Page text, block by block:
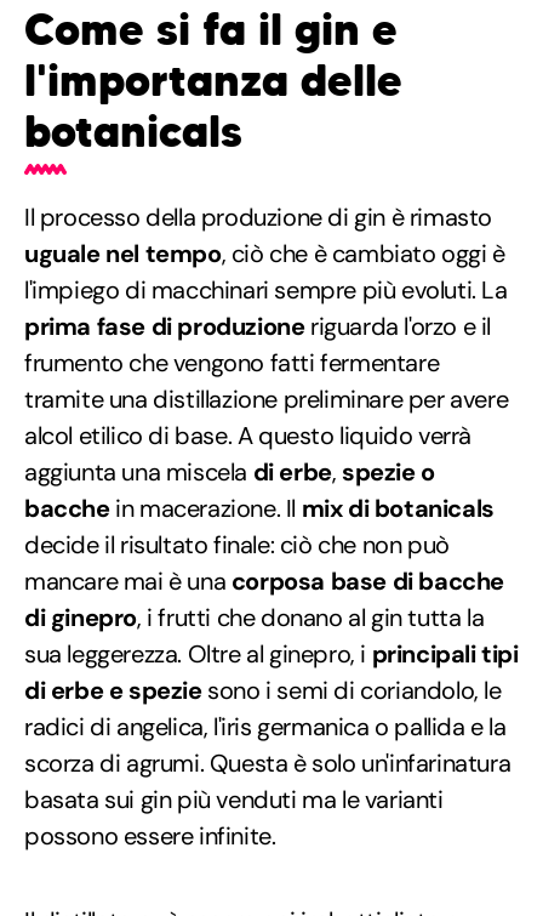
Come si fa il gin e
l'importanza delle
botanicals
Il processo della produzione di gin è rimasto
uguale nel tempo, ciò che è cambiato oggi è
l'impiego di macchinari sempre più evoluti. La
prima fase di produzioneriguarda l'orzo e il
frumento che vengono fatti fermentare
tramite una distillazione preliminare per avere
alcol etilico di base. A questo liquido verrà
aggiunta una miscela di erbe, spezie o
bacchein macerazione. Il mix di botanicals
decide il risultato finale: ciò che non può
mancare mai è una corposa base di bacche
di ginepro, i frutti che donano al gin tutta la
sua leggerezza. Oltre al ginepro, i principali tipi
di erbe e speziesono i semi di coriandolo, le
radici di angelica, l'iris germanica o pallida e la
scorza di agrumi. Questa è solo un'infarinatura
basata sui gin più venduti ma le varianti
possono essere infinite.